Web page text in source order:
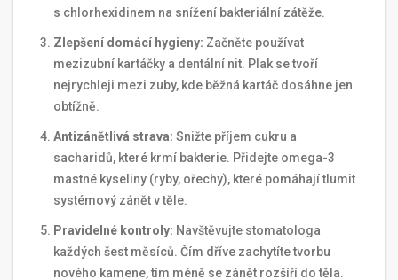
s chlorhexidinem na snížení bakteriální zátěže.
Zlepšení domácí hygieny: Začněte používat
mezizubní kartáčky a dentální nit. Plak se tvoří
nejrychleji mezi zuby, kde běžná kartáč dosáhne jen
obtížně.
Antizánětlivá strava: Snižte příjem cukru a
sacharidů, které krmí bakterie. Přidejte omega-3
mastné kyseliny (ryby, ořechy), které pomáhají tlumit
systémový zánět v těle.
Pravidelné kontroly: Navštěvujte stomatologa
každých šest měsíců. Čím dříve zachytíte tvorbu
nového kamene, tím méně se zánět rozšíří do těla.